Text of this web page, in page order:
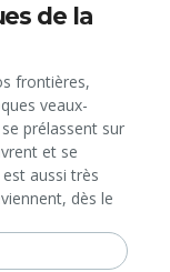
de la
frontières,
veaux-
prélassent sur
et se
aussi très
dès le